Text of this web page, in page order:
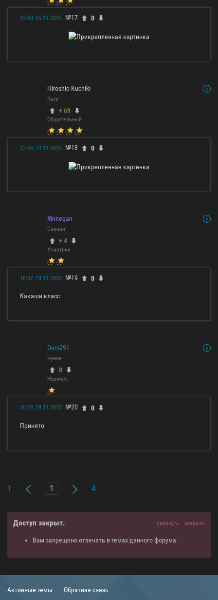
13:40, 05.11.2015 №17 0
Hiroshio Kuchiki
Каге
+ 69
Общительный
13:44, 14.11.2015 №18 0
Rinnegan
Саннин
+ 4
Участник
18:37, 28.11.2015 №19 0
Какаши класс
Deni291
Чунин
0
Новичок
20:29, 29.11.2015 №20 0
Принято
1 4
Доступ закрыт. свернуть закрыть
Вам запрещено отвечать в темах данного форума.
Активные темы Обратная связь